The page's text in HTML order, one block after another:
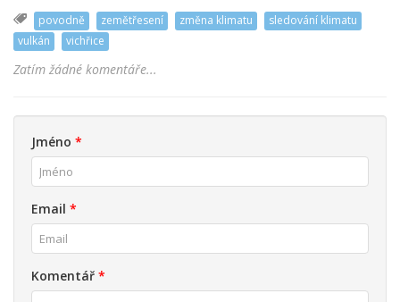
povodně zemětřesení změna klimatu
sledování klimatu
vulkán
vichřice
Zatím žádné komentáře...
Jméno *
Email *
Komentář *